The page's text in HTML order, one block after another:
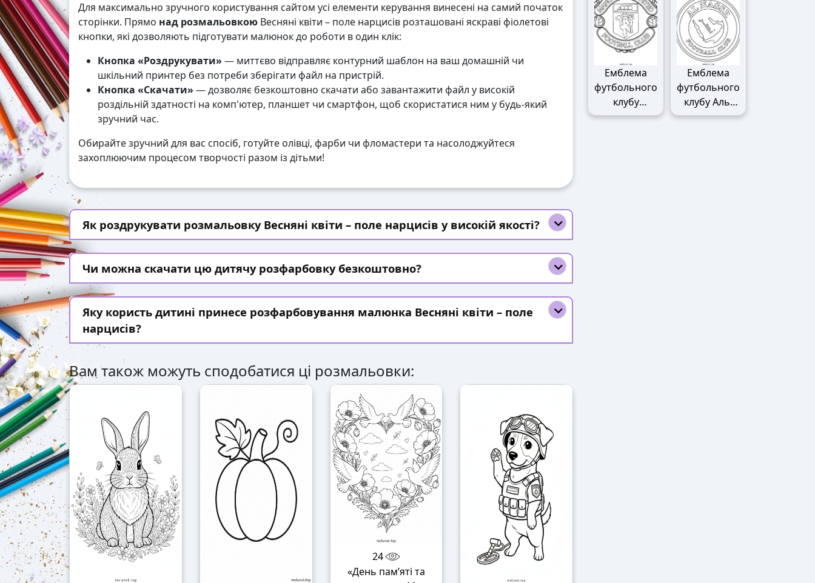
Для максимально зручного користування сайтом усі елементи керування винесені на самий початок
сторінки. Прямо над розмальовкою Весняні квіти – поле нарцисів розташовані яскраві фіолетові
кнопки, які дозволяють підготувати малюнок до роботи в один клік:
Кнопка «Роздрукувати» — миттєво відправляє контурний шаблон на ваш домашній чи
шкільний принтер без потреби зберігати файл на пристрій.
Кнопка «Скачати» — дозволяє безкоштовно скачати або завантажити файл у високій
роздільній здатності на комп'ютер, планшет чи смартфон, щоб скористатися ним у будь-який
зручний час.
Обирайте зручний для вас спосіб, готуйте олівці, фарби чи фломастери та насолоджуйтеся
захоплюючим процесом творчості разом із дітьми!
Як роздрукувати розмальовку Весняні квіти – поле нарцисів у високій якості?
Чи можна скачати цю дитячу розфарбовку безкоштовно?
Яку користь дитині принесе розфарбовування малюнка Весняні квіти – поле
нарцисів?
Вам також можуть сподобатися ці розмальовки:
24
«День пам’яті та
Емблема
футбольного
клубу
Манчестер
Емблема
футбольного
клубу Аль-
Наср